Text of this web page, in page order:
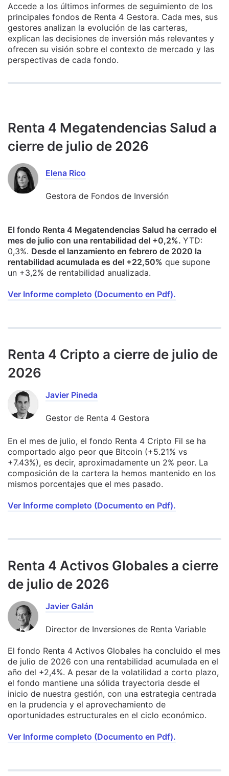
Accede a los últimos informes de seguimiento de los
principales fondos de Renta 4 Gestora. Cada mes, sus
gestores analizan la evolución de las carteras,
explican las decisiones de inversión más relevantes y
ofrecen su visión sobre el contexto de mercado y las
perspectivas de cada fondo.
Renta 4 Megatendencias Salud a
cierre de julio de 2026
Elena Rico
Gestora de Fondos de Inversión
El fondo Renta 4 Megatendencias Salud ha cerrado el
mes de julio con una rentabilidad del +0,2%. YTD:
0,3%. Desde el lanzamiento en febrero de 2020 la
rentabilidad acumulada es del +22,50% que supone
un +3,2% de rentabilidad anualizada.
Ver Informe completo (Documento en Pdf).
Renta 4 Cripto a cierre de julio de
2026
Javier Pineda
Gestor de Renta 4 Gestora
En el mes de julio, el fondo Renta 4 Cripto Fil se ha
comportado algo peor que Bitcoin (+5.21% vs
+7.43%), es decir, aproximadamente un 2% peor. La
composición de la cartera la hemos mantenido en los
mismos porcentajes que el mes pasado.
Ver Informe completo (Documento en Pdf).
Renta 4 Activos Globales a cierre
de julio de 2026
Javier Galán
Director de Inversiones de Renta Variable
El fondo Renta 4 Activos Globales ha concluido el mes
de julio de 2026 con una rentabilidad acumulada en el
año del +2,4%. A pesar de la volatilidad a corto plazo,
el fondo mantiene una sólida trayectoria desde el
inicio de nuestra gestión, con una estrategia centrada
en la prudencia y el aprovechamiento de
oportunidades estructurales en el ciclo económico.
Ver Informe completo (Documento en Pdf).